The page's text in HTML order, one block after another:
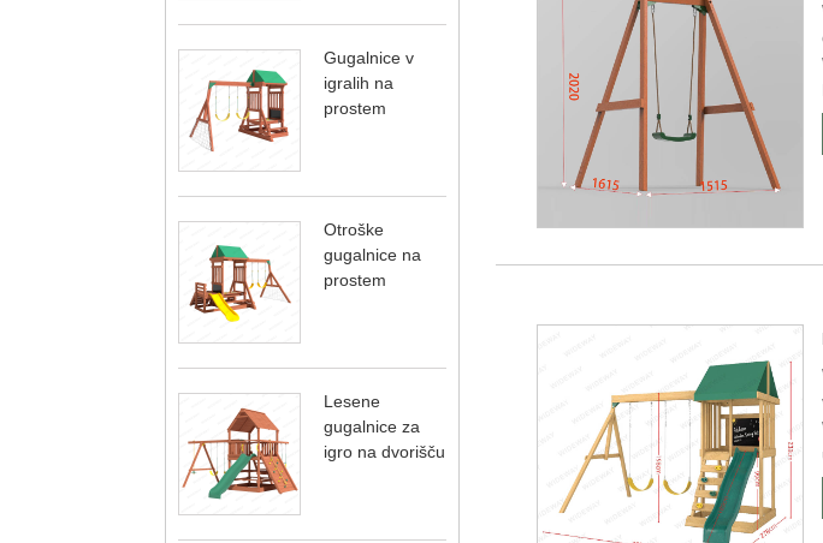
Gugalnice v
igralih na
prostem
Otroške
gugalnice na
prostem
Lesene
gugalnice za
igro na dvorišču